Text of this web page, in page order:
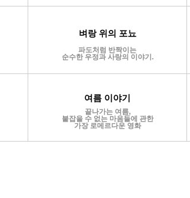
벼랑 위의 포뇨
파도처럼 반짝이는
순수한 우정과 사랑의 이야기.
여름 이야기
끝나가는 여름,
붙잡을 수 없는 마음들에 관한
가장 로메르다운 영화